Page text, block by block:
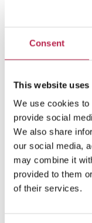
Consent
This website uses
We use cookies
provide social
We also share
our social media,
may combine it
provided to them
of their services.
gebouwd in
plaatsen,
interesse